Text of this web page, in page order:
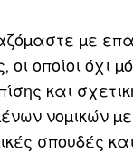
με
οι οποίοι
και
νομικών
σπουδές